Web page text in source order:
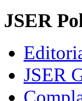
JSER
JSER